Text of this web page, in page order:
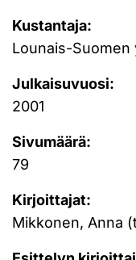
Kustantaja:
Lounais-
Julkaisuvuosi:
2001
Sivumäärä:
79
Kirjoittajat:
Mikkonen, Anna